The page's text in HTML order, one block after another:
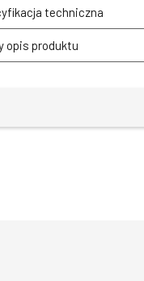
techniczna
opis produktu